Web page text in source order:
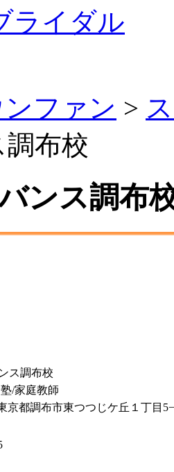
ライダル
ファン >
布校
ンス調布
ス調布校
/家庭教師
京都調布市東つつじケ丘１丁目